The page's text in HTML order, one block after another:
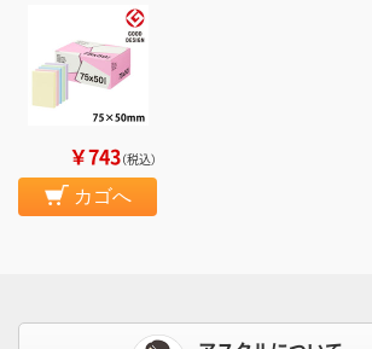
￥743（税込）
カゴへ